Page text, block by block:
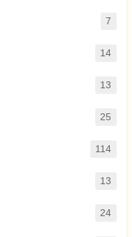
7
14
13
25
114
13
24